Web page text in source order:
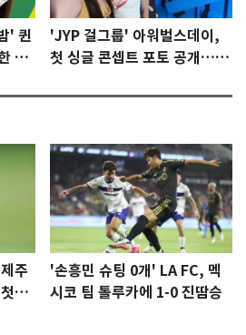
' 퀸
충
'JYP 걸그룹' 아워벌스데이,
첫 싱글 콘셉트 포토 공개…청
주
승
'손흥민 슈팅 0개' LA FC, 멕
시코 팀 톨루카에 1-0 진땀승